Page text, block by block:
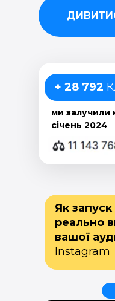
+ 28 792
ми залучили
січень 2024
Як
реально
вашої
Instagram